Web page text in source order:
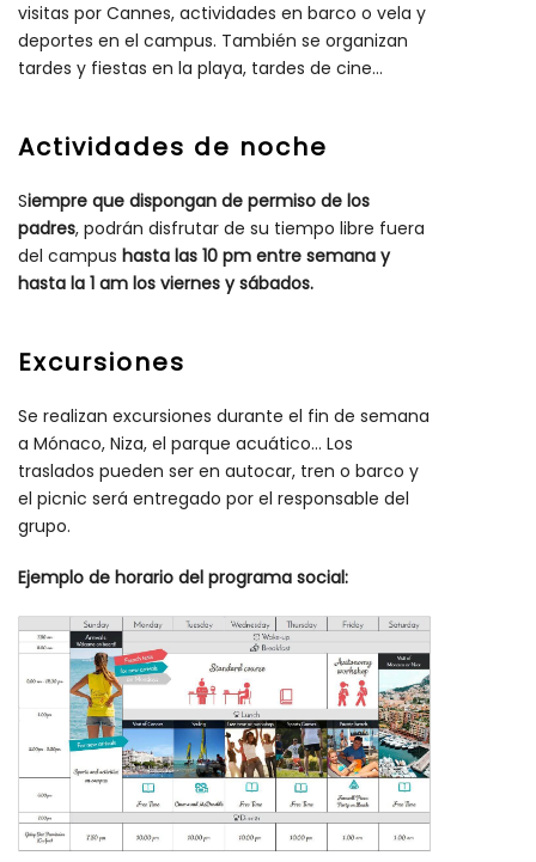
visitas por Cannes, actividades en barco o vela y
deportes en el campus. También se organizan
tardes y fiestas en la playa, tardes de cine...
Actividades de noche
Siempre que dispongan de permiso de los
padres, podrán disfrutar de su tiempo libre fuera
del campus hasta las 10 pm entre semana y
hasta la 1 am los viernes y sábados.
Excursiones
Se realizan excursiones durante el fin de semana
a Mónaco, Niza, el parque acuático... Los
traslados pueden ser en autocar, tren o barco y
el picnic será entregado por el responsable del
grupo.
Ejemplo de horario del programa social: